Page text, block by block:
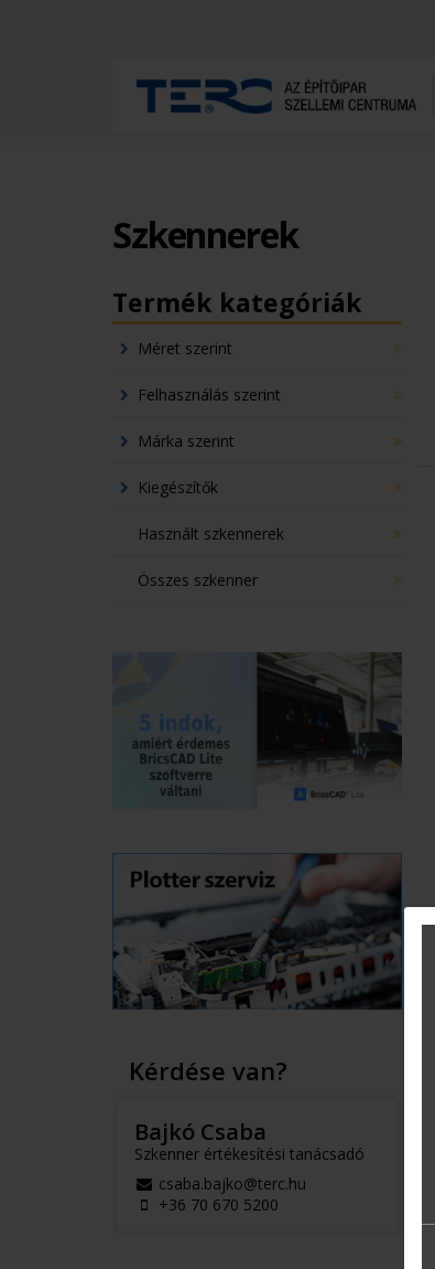
Szkennerek
Termék kategóriák
Méret szerint
Felhasználás szerint
Márka szerint
Kiegészítők
Használt szkennerek
Összes szkenner
Kérdése van?
Bajkó Csaba
Szkenner értékesítési tanácsadó
csaba.bajko@terc.hu
+36 70 670 5200